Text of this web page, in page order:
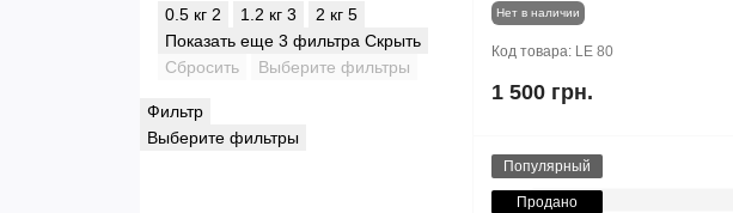
0.5 кг 2 1.2 кг 3 2 кг 5
Показать еще 3 фильтра Скрыть
Сбросить
Выберите фильтры
Фильтр
Выберите фильтры
Нет в наличии
Код товара: LE 80
1 500 грн.
Популярный
Продано